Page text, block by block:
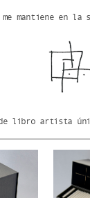
mantiene en la
de libro artista